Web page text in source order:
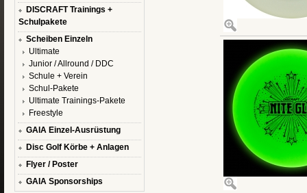
DISCRAFT Trainings +
Schulpakete
Scheiben Einzeln
Ultimate
Junior / Allround / DDC
Schule + Verein
Schul-Pakete
Ultimate Trainings-Pakete
Freestyle
GAIA Einzel-Ausrüstung
Disc Golf Körbe + Anlagen
Flyer / Poster
GAIA Sponsorships